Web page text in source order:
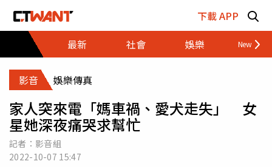
下載 APP
最新
社會 娛樂 財經
影音 娛樂傳真
家人突來電「媽車禍、愛犬走失」 女
星她深夜痛哭求幫忙
記者：影音組
2022-10-07 15:47